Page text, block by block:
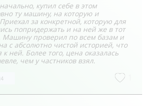
купил себе в этом
ту машину, на которую и
за конкретной, которую для
попридержать и на ней же в тот
Машину проверил по всем базам и
с абсолютно чистой историей, что
ней. Более того, цена оказалась
чем у частников взял.